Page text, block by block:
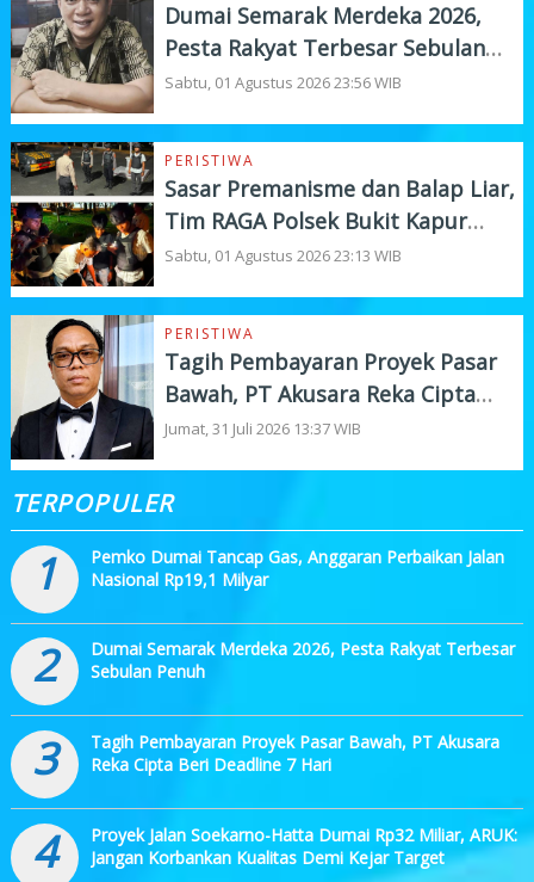
Dumai Semarak Merdeka 2026,
Pesta Rakyat Terbesar Sebulan
Penuh
Sabtu, 01 Agustus 2026 23:56 WIB
PERISTIWA
Sasar Premanisme dan Balap Liar,
Tim RAGA Polsek Bukit Kapur
Gelar KRYD
Sabtu, 01 Agustus 2026 23:13 WIB
PERISTIWA
Tagih Pembayaran Proyek Pasar
Bawah, PT Akusara Reka Cipta
Beri Deadline 7 Hari
Jumat, 31 Juli 2026 13:37 WIB
TERPOPULER
1
Pemko Dumai Tancap Gas, Anggaran Perbaikan Jalan
Nasional Rp19,1 Milyar
2
Dumai Semarak Merdeka 2026, Pesta Rakyat Terbesar
Sebulan Penuh
3
Tagih Pembayaran Proyek Pasar Bawah, PT Akusara
Reka Cipta Beri Deadline 7 Hari
4
Proyek Jalan Soekarno-Hatta Dumai Rp32 Miliar, ARUK:
Jangan Korbankan Kualitas Demi Kejar Target